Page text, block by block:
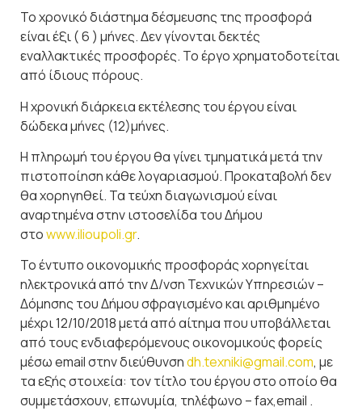
Το χρονικό διάστημα δέσμευσης της προσφορά
είναι έξι ( 6 ) μήνες. Δεν γίνονται δεκτές
εναλλακτικές προσφορές. Το έργο χρηματοδοτείται
από ίδιους πόρους.
Η χρονική διάρκεια εκτέλεσης του έργου είναι
δώδεκα μήνες (12)μήνες.
Η πληρωμή του έργου θα γίνει τμηματικά μετά την
πιστοποίηση κάθε λογαριασμού. Προκαταβολή δεν
θα χορηγηθεί. Τα τεύχη διαγωνισμού είναι
αναρτημένα στην ιστοσελίδα του Δήμου
στοwww.ilioupoli.gr.
Το έντυπο οικονομικής προσφοράς χορηγείται
ηλεκτρονικά από την Δ/νση Τεχνικών Υπηρεσιών –
Δόμησης του Δήμου σφραγισμένο και αριθμημένο
μέχρι 12/10/2018 μετά από αίτημα που υποβάλλεται
από τους ενδιαφερόμενους οικονομικούς φορείς
μέσω email στην διεύθυνσηdh.texniki@gmail.com, με
τα εξής στοιχεία: τον τίτλο του έργου στο οποίο θα
συμμετάσχουν, επωνυμία, τηλέφωνο – fax,email .